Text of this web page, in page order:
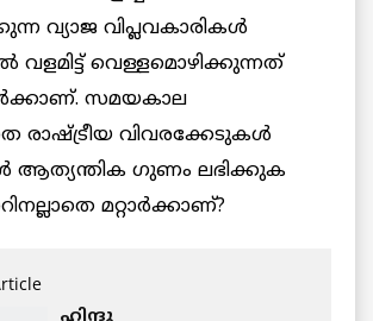
വ്യാജ വിപ്ലവകാരികള്‍
വളമിട്ട് വെള്ളമൊഴിക്കുന്നത്
സമയകാല
രാഷ്ട്രീയ വിവരക്കേടുകള്‍
ആത്യന്തിക ഗുണം ലഭിക്കുക
മറ്റാര്‍ക്കാണ്?
ഹിന്ദു